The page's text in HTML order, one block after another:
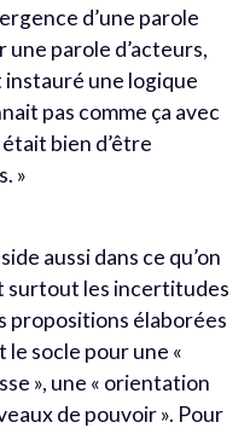
d’une parole
une parole d’acteurs,
instauré une logique
pas comme ça avec
bien d’être
»
aussi dans ce qu’on
surtout les incertitudes
propositions élaborées
socle pour une «
», une « orientation
de pouvoir ». Pour